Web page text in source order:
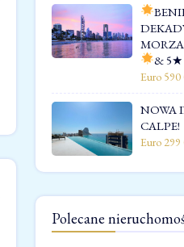
& 5★
Euro
NOWA
CALPE!
Euro
Polecane